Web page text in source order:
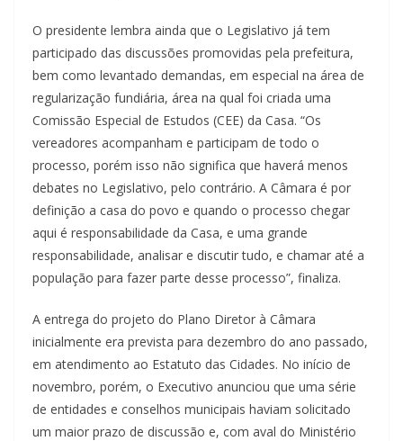
O presidente lembra ainda que o Legislativo já tem
participado das discussões promovidas pela prefeitura,
bem como levantado demandas, em especial na área de
regularização fundiária, área na qual foi criada uma
Comissão Especial de Estudos (CEE) da Casa. “Os
vereadores acompanham e participam de todo o
processo, porém isso não significa que haverá menos
debates no Legislativo, pelo contrário. A Câmara é por
definição a casa do povo e quando o processo chegar
aqui é responsabilidade da Casa, e uma grande
responsabilidade, analisar e discutir tudo, e chamar até a
população para fazer parte desse processo”, finaliza.
A entrega do projeto do Plano Diretor à Câmara
inicialmente era prevista para dezembro do ano passado,
em atendimento ao Estatuto das Cidades. No início de
novembro, porém, o Executivo anunciou que uma série
de entidades e conselhos municipais haviam solicitado
um maior prazo de discussão e, com aval do Ministério